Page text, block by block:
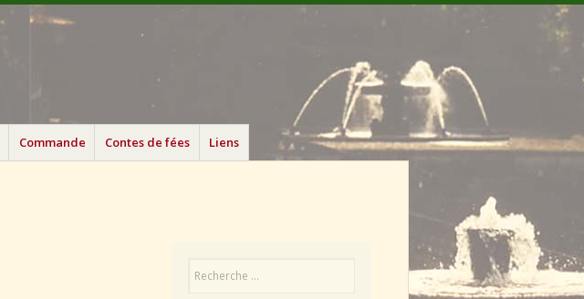
Commande Contes de fées Liens